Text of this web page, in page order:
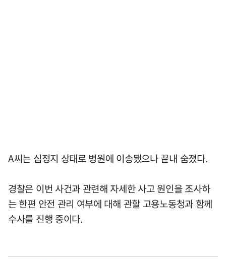
A씨는 심정지 상태로 병원에 이송됐으나 끝내 숨졌다.
경찰은 이번 사건과 관련해 자세한 사고 원인을 조사하
는 한편 안전 관리 여부에 대해 관할 고용노동청과 함께
수사를 진행 중이다.